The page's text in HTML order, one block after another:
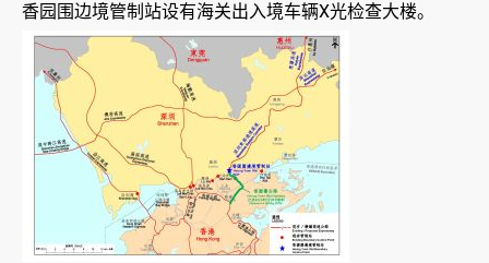
香园围边境管制站设有海关出入境车辆X光检查大楼。